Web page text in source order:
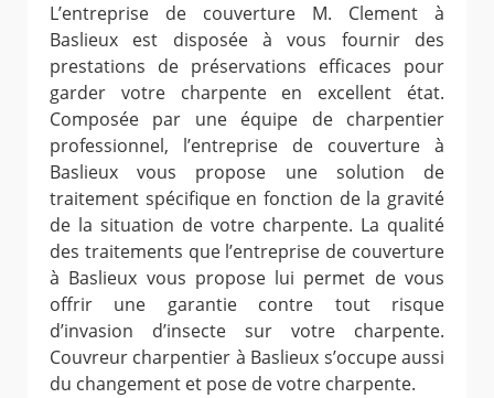
L’entreprise de couverture M. Clement à
Baslieux est disposée à vous fournir des
prestations de préservations efficaces pour
garder votre charpente en excellent état.
Composée par une équipe de charpentier
professionnel, l’entreprise de couverture à
Baslieux vous propose une solution de
traitement spécifique en fonction de la gravité
de la situation de votre charpente. La qualité
des traitements que l’entreprise de couverture
à Baslieux vous propose lui permet de vous
offrir une garantie contre tout risque
d’invasion d’insecte sur votre charpente.
Couvreur charpentier à Baslieux s’occupe aussi
du changement et pose de votre charpente.